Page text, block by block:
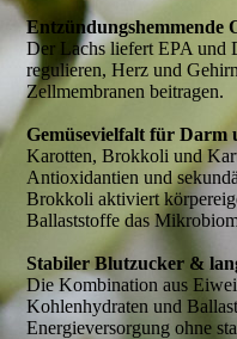
Entzündungshemmende
Der Lachs liefert EPA und
regulieren, Herz und
Zellmembranen beitragen.
Gemüsevielfalt für Darm
Karotten, Brokkoli und
Antioxidantien und
Brokkoli aktiviert
Ballaststoffe das
Stabiler Blutzucker &
Die Kombination aus
Kohlenhydraten und
Energieversorgung ohne